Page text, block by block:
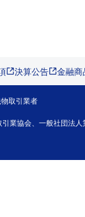
決算公告 金融
取引業者
業協会、一般社団法